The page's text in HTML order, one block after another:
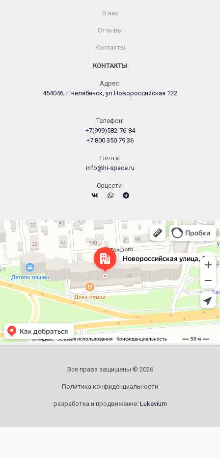
О нас
Отзывы
Контакты
КОНТАКТЫ
Адрес:
454046, г.Челябинск, ул.Новороссийская 122
Телефон:
+7(999)582-76-84
+7 800 350 79 36
Почта:
info@hi-space.ru
Cоцсети:
Челябинск
Новороссийская улица, 122 — Яндекс.Карты
Все права защищены © 2026
Политика конфиденциальности
разработка и продвижение: Lukevium